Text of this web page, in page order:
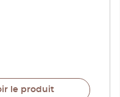
le produit